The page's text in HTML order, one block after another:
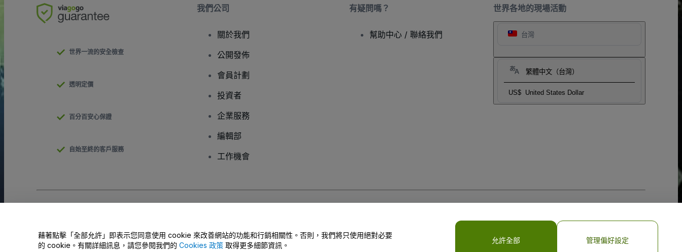
世界各地的現場活動
台灣
繁體中文（台灣）
US$ United States Dollar
世界一流的安全檢查
透明定價
百分百安心保證
自始至終的客戶服務
我們公司
關於我們
公開發佈
會員計劃
投資者
企業服務
編輯部
工作機會
有疑問嗎？
幫助中心 / 聯絡我們
請勿分享我的個人資訊/您的隱私權選擇
藉著點擊「全部允許」即表示您同意使用 cookie 來改善網站的功能和行銷相關性。否則，我們將只使用絕對必要
的 cookie。有關詳細訊息，請您參閱我們的 Cookies 政策 取得更多細節資訊。
允許全部 管理偏好設定